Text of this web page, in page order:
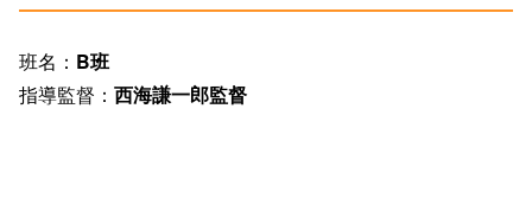
班名： B班
指導監督： 西海謙一郎監督